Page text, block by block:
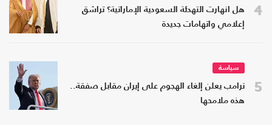
4
هل انهارت التهدئة السعودية الإماراتية؟ تراشق
إعلامي واتهامات جديدة
5
سياسة
ترامب يعلن إلغاء الهجوم على إيران مقابل صفقة..
هذه ملامحها